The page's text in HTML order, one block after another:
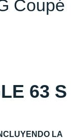
Coupé
63 S
LA